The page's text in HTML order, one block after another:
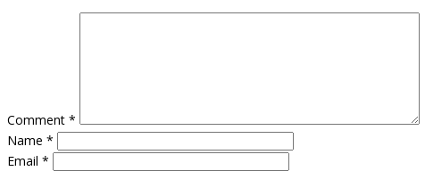
Comment *
Name *
Email *